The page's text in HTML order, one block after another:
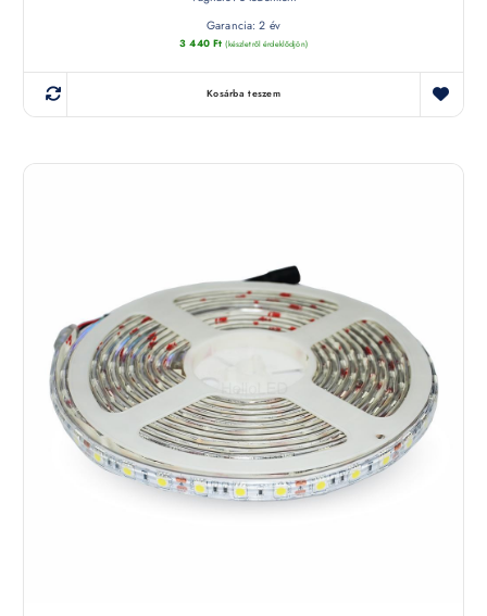
Garancia: 2 év
3 440 Ft (készletről érdeklődjön)
Kosárba teszem